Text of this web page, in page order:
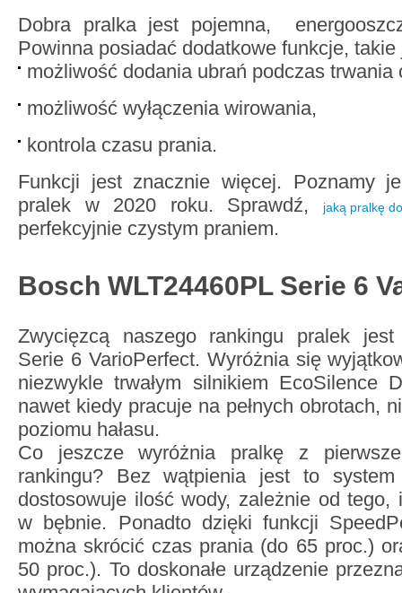
Dobra pralka jest pojemna,
Powinna posiadać dodatkowe funkcje, takie
możliwość dodania ubrań podczas trwania
możliwość wyłączenia wirowania,
kontrola czasu prania.
Funkcji jest znacznie więcej. Poznamy
pralek w 2020 roku. Sprawdź,
jaką pralkę
perfekcyjnie czystym praniem.
Bosch WLT24460PL Serie 6
Zwycięzcą naszego rankingu pralek jest
Serie 6 VarioPerfect. Wyróżnia się
niezwykle trwałym silnikiem EcoSilence
nawet kiedy pracuje na pełnych obrotach,
poziomu hałasu.
Co jeszcze wyróżnia pralkę z
rankingu? Bez wątpienia jest to
dostosowuje ilość wody, zależnie od tego,
w bębnie. Ponadto dzięki funkcji
można skrócić czas prania (do 65 proc.)
50 proc.). To doskonałe urządzenie